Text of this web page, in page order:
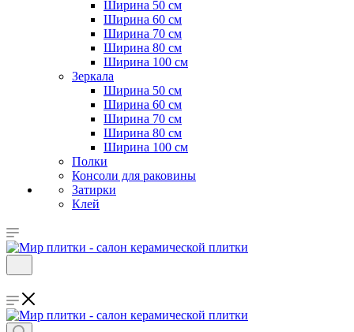
Ширина 50 см
Ширина 60 см
Ширина 70 см
Ширина 80 см
Ширина 100 см
Зеркала
Ширина 50 см
Ширина 60 см
Ширина 70 см
Ширина 80 см
Ширина 100 см
Полки
Консоли для раковины
Затирки
Клей